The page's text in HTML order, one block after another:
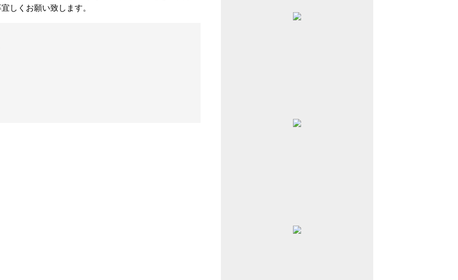
しくお願い致します。